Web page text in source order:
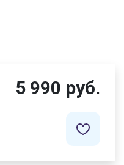
5 990 руб.